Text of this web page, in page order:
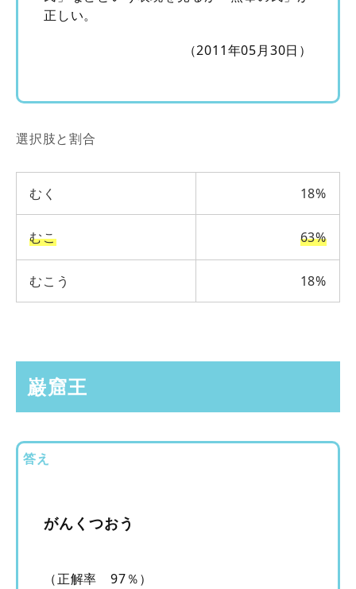
正しい。
（2011年05月30日）
選択肢と割合
むく 18%
むこ 63%
むこう 18%
巌窟王
答え
がんくつおう
（正解率 97％）